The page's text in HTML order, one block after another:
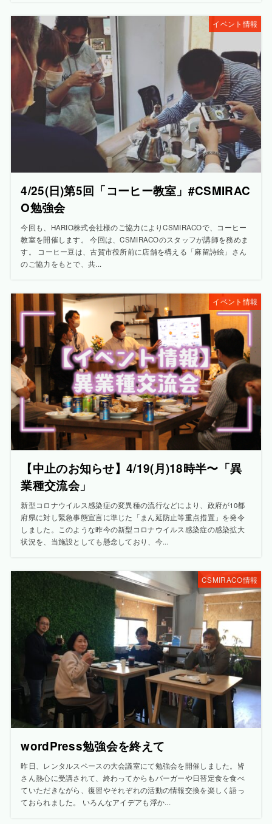
イベント情報
4/25(日)第5回「コーヒー教室」#CSMIRAC
O勉強会
今回も、HARIO株式会社様のご協力によりCSMIRACOで、コーヒー
教室を開催します。 今回は、CSMIRACOのスタッフが講師を務めま
す。 コーヒー豆は、古賀市役所前に店舗を構える「麻留詩絵」さん
のご協力をもとで、共...
イベント情報
【中止のお知らせ】4/19(月)18時半〜「異
業種交流会」
新型コロナウイルス感染症の変異種の流行などにより、政府が10都
府県に対し緊急事態宣言に準じた「まん延防止等重点措置」を発令
しました。このような昨今の新型コロナウイルス感染症の感染拡大
状況を、当施設としても懸念しており、今...
CSMIRACO情報
wordPress勉強会を終えて
昨日、レンタルスペースの大会議室にて勉強会を開催しました。皆
さん熱心に受講されて、終わってからもバーガーや日替定食を食べ
ていただきながら、復習やそれぞれの活動の情報交換を楽しく語っ
ておられました。 いろんなアイデアも浮か...